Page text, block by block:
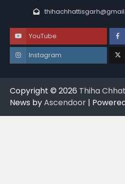
YouTube
Instagram
Copyright © 2026 Thiha
News byAscendoor |